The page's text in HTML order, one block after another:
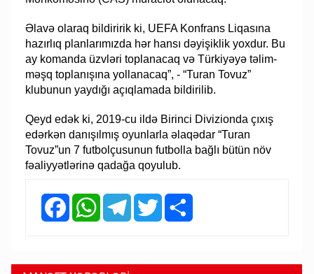
Əlavə olaraq bildiririk ki, UEFA Konfrans Liqasına
hazırlıq planlarımızda hər hansı dəyişiklik yoxdur. Bu
ay komanda üzvləri toplanacaq və Türkiyəyə təlim-
məşq toplanışına yollanacaq”, - “Turan Tovuz”
klubunun yaydığı açıqlamada bildirilib.
Qeyd edək ki, 2019-cu ildə Birinci Divizionda çıxış
edərkən danışılmış oyunlarla əlaqədar “Turan
Tovuz”un 7 futbolçusunun futbolla bağlı bütün növ
fəaliyyətlərinə qadağa qoyulub.
FacebookWhatsAppTelegramTwitter